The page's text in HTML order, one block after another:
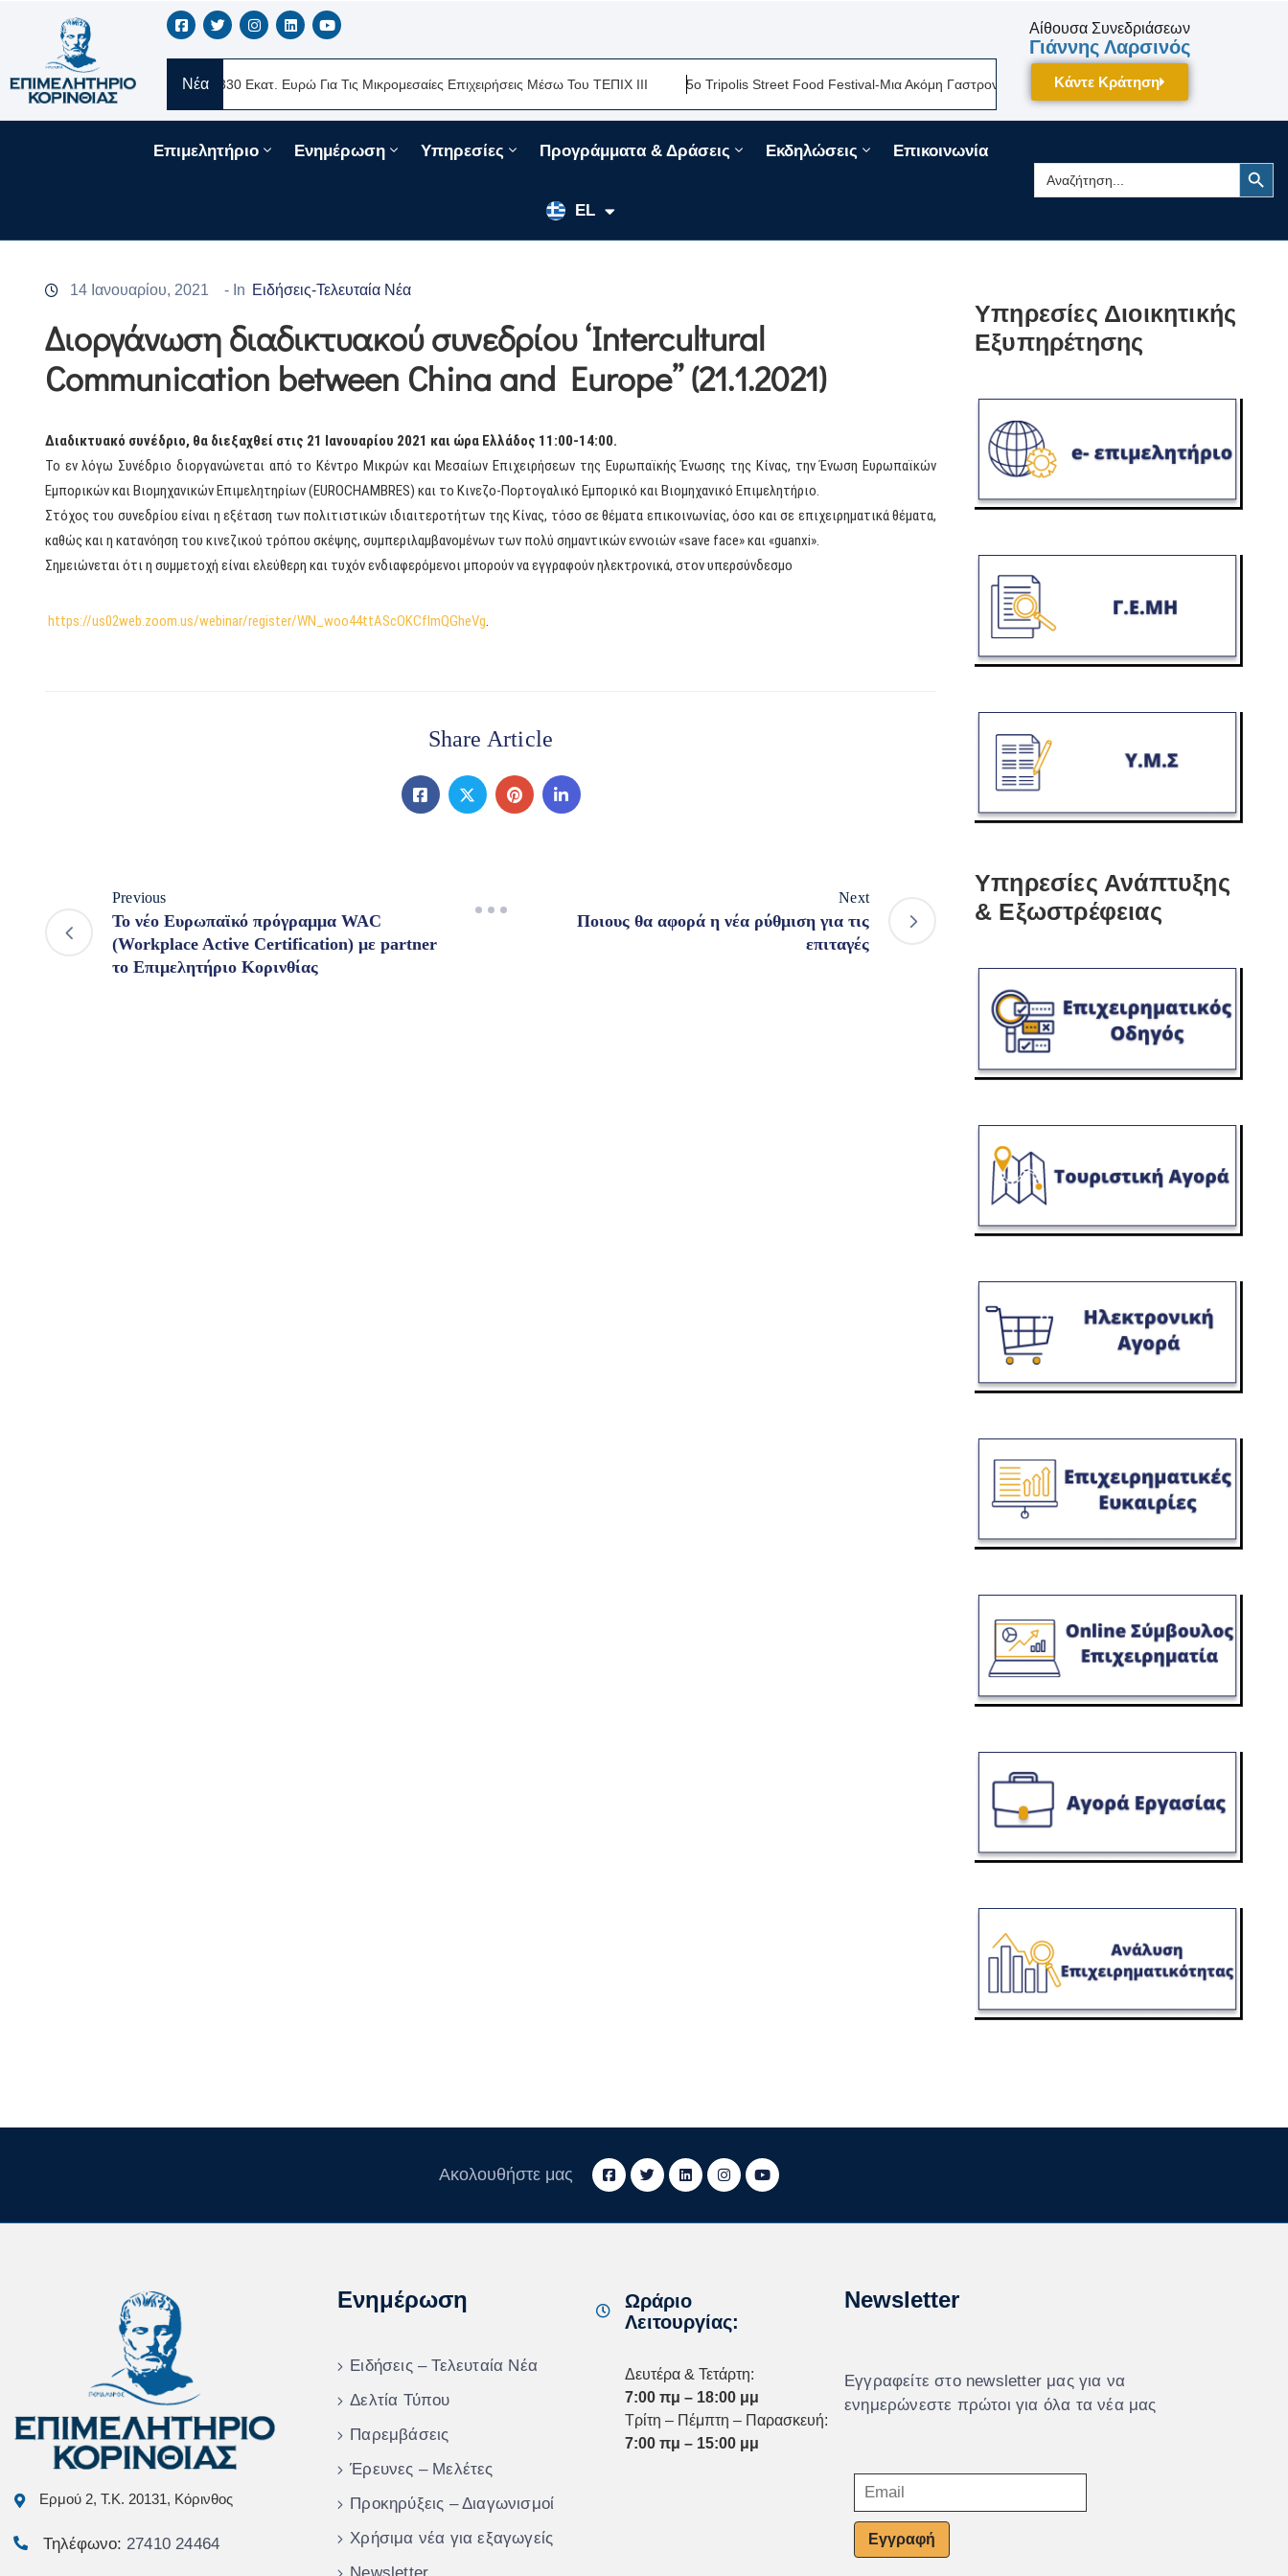
Νέα
Ελλάς Νέα Δάνεια 330 Εκατ. Ευρώ Για Τις Μικρομεσαίες Επιχειρήσεις Μέσω Του ΤΕΠΙΧ ΙΙΙ 5ο Tripolis Street Food Festival-Μια Ακόμη Γαστρονομική Γιορτή Της Πελοποννήσου Δίνει Ραντεβού Τον
Αίθουσα Συνεδριάσεων
Γιάννης Λαρσινός
Κάντε Κράτηση
Επιμελητήριο Ενημέρωση Υπηρεσίες Προγράμματα & Δράσεις Εκδηλώσεις Επικοινωνία
EL
EN
FR
Search
for:
Search Button
14 Ιανουαρίου, 2021 - In Ειδήσεις-Τελευταία Νέα
Διοργάνωση διαδικτυακού συνεδρίου ‘Intercultural
Communication between China and Europe’’ (21.1.2021)
Διαδικτυακό συνέδριο, θα διεξαχθεί στις 21 Ιανουαρίου 2021 και ώρα Ελλάδος 11:00-14:00.
Το εν λόγω Συνέδριο διοργανώνεται από το Κέντρο Μικρών και Μεσαίων Επιχειρήσεων της Ευρωπαϊκής Ένωσης της Κίνας, την Ένωση Ευρωπαϊκών
Εμπορικών και Βιομηχανικών Επιμελητηρίων (EUROCHAMBRES) και το Κινεζο-Πορτογαλικό Εμπορικό και Βιομηχανικό Επιμελητήριο.
Στόχος του συνεδρίου είναι η εξέταση των πολιτιστικών ιδιαιτεροτήτων της Κίνας, τόσο σε θέματα επικοινωνίας, όσο και σε επιχειρηματικά θέματα,
καθώς και η κατανόηση του κινεζικού τρόπου σκέψης, συμπεριλαμβανομένων των πολύ σημαντικών εννοιών «save face» και «guanxi».
Σημειώνεται ότι η συμμετοχή είναι ελεύθερη και τυχόν ενδιαφερόμενοι μπορούν να εγγραφούν ηλεκτρονικά, στον υπερσύνδεσμο
https://us02web.zoom.us/webinar/register/WN_woo44ttAScOKCfImQGheVg.
Share Article
Previous
To νέο Ευρωπαϊκό πρόγραμμα WAC
(Workplace Active Certification) με partner
το Επιμελητήριο Κορινθίας
Next
Ποιους θα αφορά η νέα ρύθμιση για τις
επιταγές
Υπηρεσίες Διοικητικής
Εξυπηρέτησης
Υπηρεσίες Ανάπτυξης
& Εξωστρέφειας
Ακολουθήστε μας
Ερμού 2, Τ.Κ. 20131, Κόρινθος
Τηλέφωνο: 27410 24464
Ενημέρωση
Ειδήσεις – Τελευταία Νέα
Δελτία Τύπου
Παρεμβάσεις
Έρευνες – Μελέτες
Προκηρύξεις – Διαγωνισμοί
Χρήσιμα νέα για εξαγωγείς
Ωράριο
Λειτουργίας:
Δευτέρα & Τετάρτη:
7:00 πμ – 18:00 μμ
Τρίτη – Πέμπτη – Παρασκευή:
7:00 πμ – 15:00 μμ
Newsletter
Εγγραφείτε στο newsletter μας για να
ενημερώνεστε πρώτοι για όλα τα νέα μας
Εγγραφή